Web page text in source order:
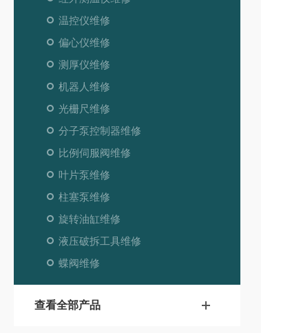
温控仪维修
偏心仪维修
测厚仪维修
机器人维修
光栅尺维修
分子泵控制器维修
比例伺服阀维修
叶片泵维修
柱塞泵维修
旋转油缸维修
液压破拆工具维修
蝶阀维修
查看全部产品